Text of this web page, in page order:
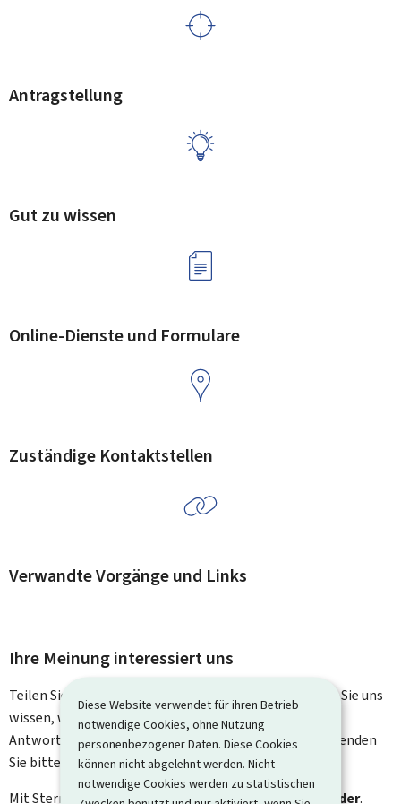
Diese Website verwendet für ihren Betrieb
notwendige Cookies, ohne Nutzung
personenbezogener Daten. Diese Cookies
können nicht abgelehnt werden. Nicht
notwendige Cookies werden zu statistischen
Antragstellung
Gut zu wissen
Online-Dienste und Formulare
Zuständige Kontaktstellen
Verwandte Vorgänge und Links
Ihre Meinung interessiert uns
Teilen Sie uns Ihre Meinung zu dieser Seite mit. Lassen Sie uns
wissen, was wir verbessern können. Sie erhalten keine
Antwort auf Ihr Feedback. Für spezifische Fragen verwenden
Sie bitte das Kontaktformular.
Mit Stern gekennzeichnete Felder ( * ) sindPflichtfelder.